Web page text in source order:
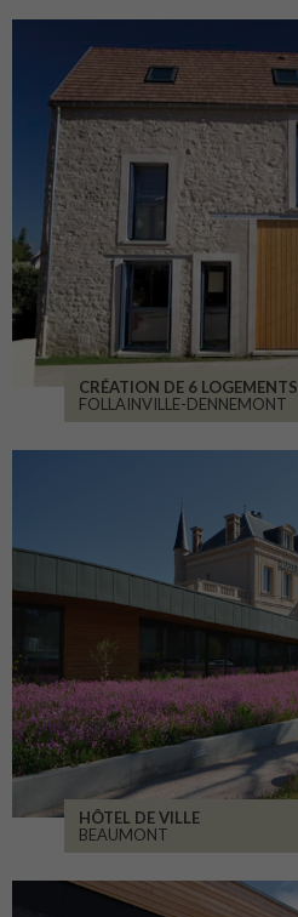
CRÉATION DE 6 LOGEMENTS
FOLLAINVILLE-DENNEMONT
HÔTEL DE VILLE
BEAUMONT